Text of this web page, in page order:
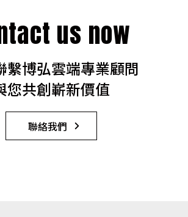
us now
繫博弘雲端專業顧問
您共創嶄新價值
聯絡我們